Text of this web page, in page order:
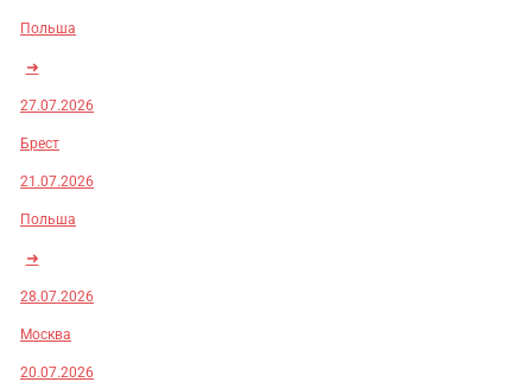
Польша
➜
27.07.2026
Брест
21.07.2026
Польша
➜
28.07.2026
Москва
20.07.2026